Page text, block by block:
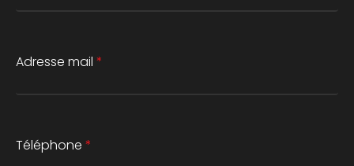
Adresse mail *
Téléphone *